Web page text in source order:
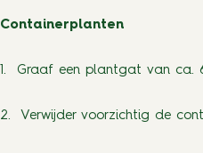
Containerplanten
1. Graaf een plantgat van ca.
2. Verwijder voorzichtig de